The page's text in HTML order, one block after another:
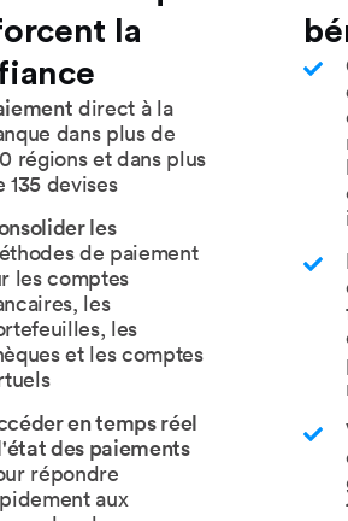
la
direct à la
dans plus de
régions et dans plus
135 devises
les
de paiement
les comptes
les
les
et les comptes
en temps réel
des paiements
répondre
aux